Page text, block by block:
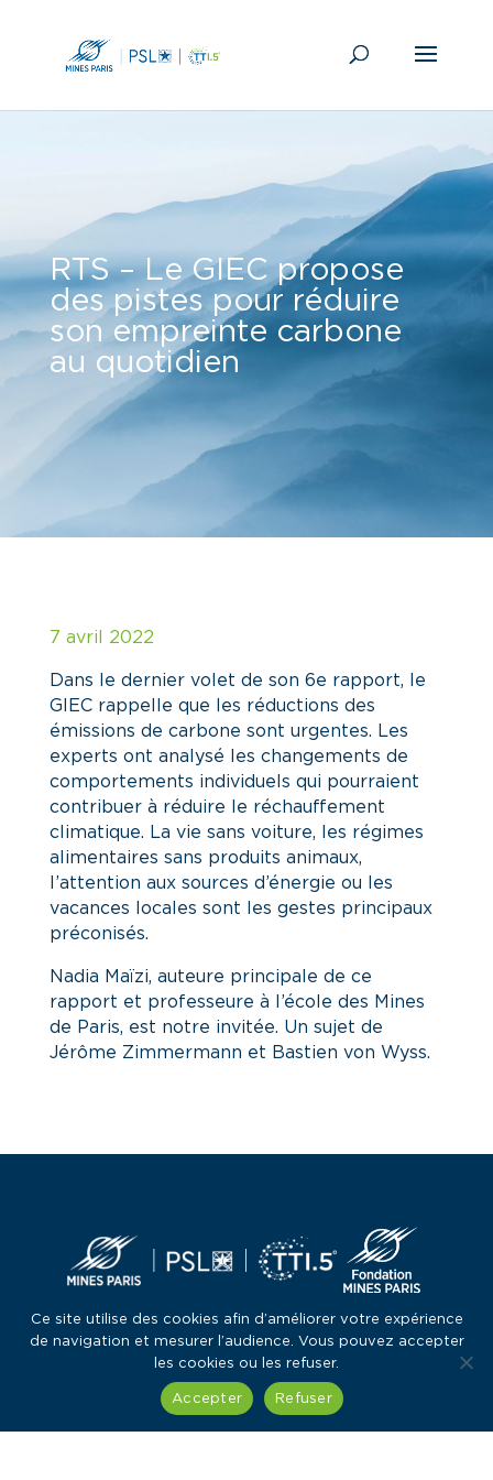
RTS – Le GIEC propose
des pistes pour réduire
son empreinte carbone
au quotidien
7 avril 2022
Dans le dernier volet de son 6e rapport, le
GIEC rappelle que les réductions des
émissions de carbone sont urgentes. Les
experts ont analysé les changements de
comportements individuels qui pourraient
contribuer à réduire le réchauffement
climatique. La vie sans voiture, les régimes
alimentaires sans produits animaux,
l’attention aux sources d’énergie ou les
vacances locales sont les gestes principaux
préconisés.
Nadia Maïzi, auteure principale de ce
rapport et professeure à l’école des Mines
de Paris, est notre invitée. Un sujet de
Jérôme Zimmermann et Bastien von Wyss.
Ce site utilise des cookies afin d’améliorer votre expérience
de navigation et mesurer l’audience. Vous pouvez accepter
les cookies ou les refuser.
Accepter Refuser